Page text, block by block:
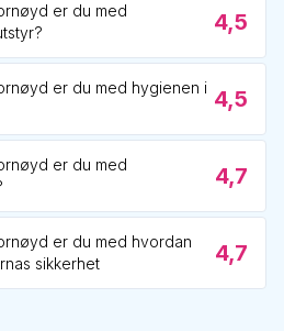
er du med
4,5
er du med hygienen i 4,5
er du med
4,7
er du med hvordan
sikkerhet
4,7